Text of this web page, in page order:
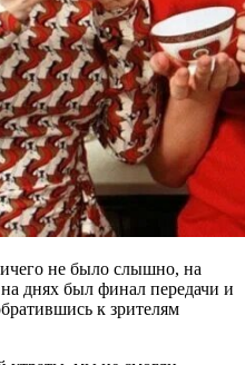
не было слышно, на
днях был финал передачи и
к зрителям